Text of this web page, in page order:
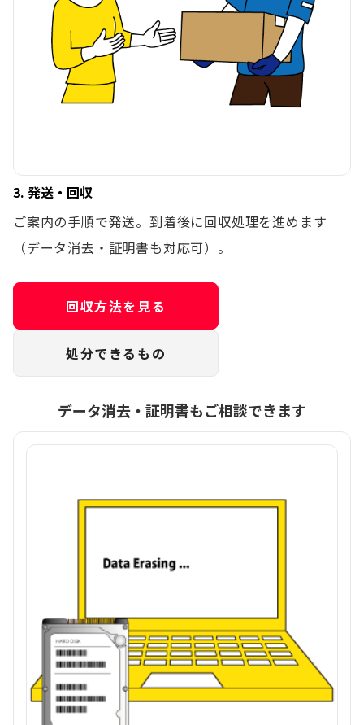
3. 発送・回収
ご案内の手順で発送。到着後に回収処理を進めます
（データ消去・証明書も対応可）。
回収方法を見る
処分できるもの
データ消去・証明書もご相談できます